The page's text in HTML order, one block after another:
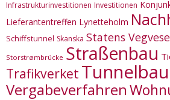
Infrastrukturinvestitionen Investitionen
Lieferantentreffen Lynetteholm
Schiffstunnel Skanska Statens
Storstrømbrücke Straßenbau
Trafikverket Tunnelbau
Vergabeverfahren